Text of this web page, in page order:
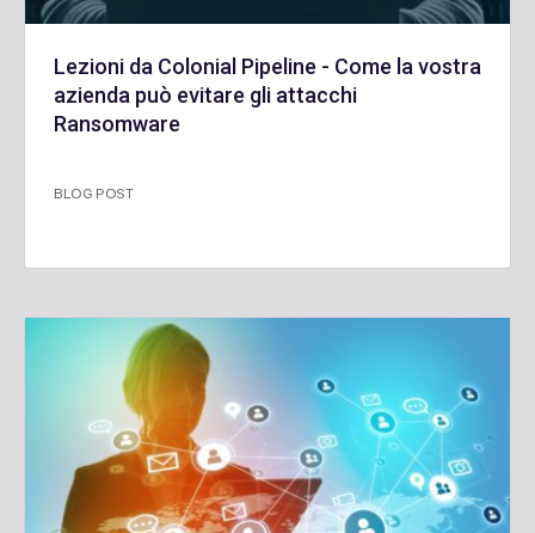
Lezioni da Colonial Pipeline - Come la vostra
azienda può evitare gli attacchi
Ransomware
BLOG POST